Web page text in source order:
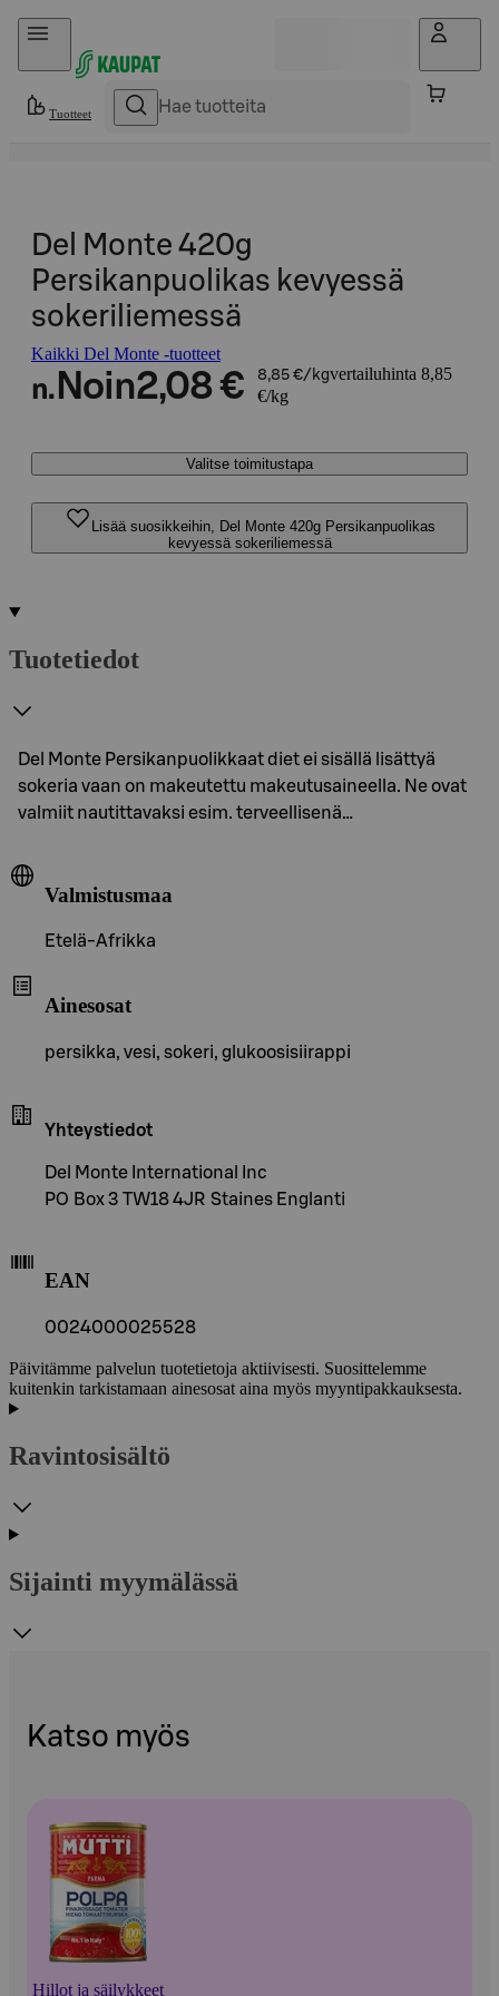
Hyppää sisältöön
Tuotteet
Del Monte 420g
Persikanpuolikas kevyessä
sokeriliemessä
Kaikki Del Monte -tuotteet
n. Noin2,08 € 8,85 €/kgvertailuhinta 8,85
€/kg
Valitse toimitustapa
Lisää suosikkeihin, Del Monte 420g Persikanpuolikas
kevyessä sokeriliemessä
Tuotetiedot
Del Monte Persikanpuolikkaat diet ei sisällä lisättyä
sokeria vaan on makeutettu makeutusaineella. Ne ovat
valmiit nautittavaksi esim. terveellisenä…
Valmistusmaa
Etelä-Afrikka
Ainesosat
persikka, vesi, sokeri, glukoosisiirappi
Yhteystiedot
Del Monte International Inc
PO Box 3 TW18 4JR Staines Englanti
EAN
0024000025528
Päivitämme palvelun tuotetietoja aktiivisesti. Suosittelemme
kuitenkin tarkistamaan ainesosat aina myös myyntipakkauksesta.
Ravintosisältö
Sijainti myymälässä
Katso myös
Hillot ja säilykkeet